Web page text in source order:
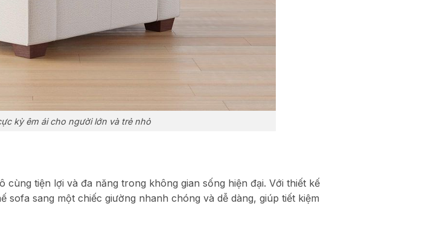
kỳ êm ái cho người lớn và trẻ nhỏ
cùng tiện lợi và đa năng trong không gian sống hiện đại. Với thiết kế
sang một chiếc giường nhanh chóng và dễ dàng, giúp tiết kiệm